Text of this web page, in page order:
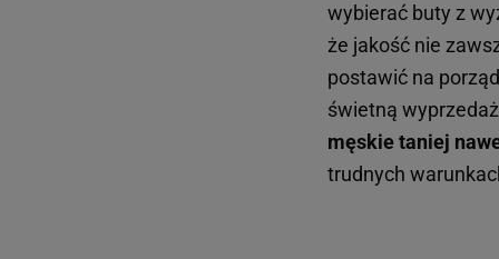
wybierać buty z
że jakość nie
postawić na
świetną
męskie taniej
trudnych